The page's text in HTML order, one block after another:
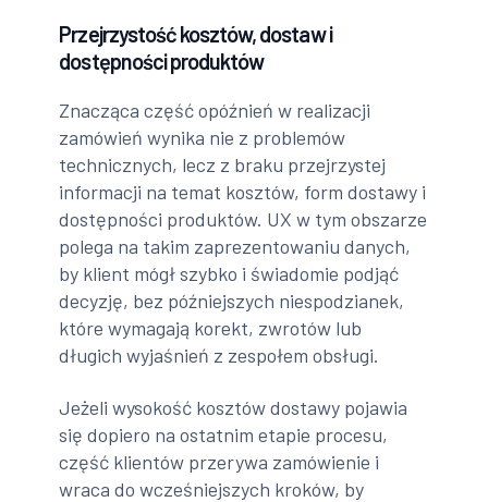
Przejrzystość kosztów, dostaw i
dostępności produktów
Znacząca część opóźnień w realizacji
zamówień wynika nie z problemów
technicznych, lecz z braku przejrzystej
informacji na temat kosztów, form dostawy i
dostępności produktów. UX w tym obszarze
polega na takim zaprezentowaniu danych,
by klient mógł szybko i świadomie podjąć
decyzję, bez późniejszych niespodzianek,
które wymagają korekt, zwrotów lub
długich wyjaśnień z zespołem obsługi.
Jeżeli wysokość kosztów dostawy pojawia
się dopiero na ostatnim etapie procesu,
część klientów przerywa zamówienie i
wraca do wcześniejszych kroków, by